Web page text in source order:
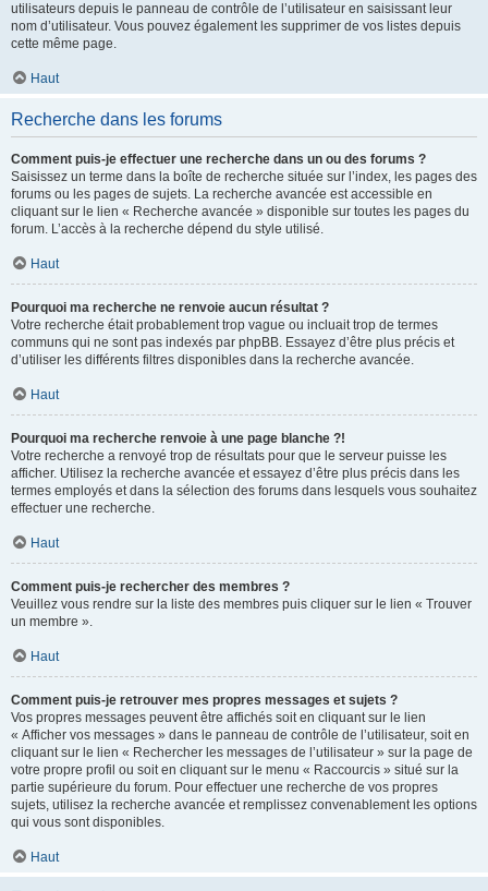
utilisateurs depuis le panneau de contrôle de l’utilisateur en saisissant leur
nom d’utilisateur. Vous pouvez également les supprimer de vos listes depuis
cette même page.
Haut
Recherche dans les forums
Comment puis-je effectuer une recherche dans un ou des forums ?
Saisissez un terme dans la boîte de recherche située sur l’index, les pages des
forums ou les pages de sujets. La recherche avancée est accessible en
cliquant sur le lien « Recherche avancée » disponible sur toutes les pages du
forum. L’accès à la recherche dépend du style utilisé.
Haut
Pourquoi ma recherche ne renvoie aucun résultat ?
Votre recherche était probablement trop vague ou incluait trop de termes
communs qui ne sont pas indexés par phpBB. Essayez d’être plus précis et
d’utiliser les différents filtres disponibles dans la recherche avancée.
Haut
Pourquoi ma recherche renvoie à une page blanche ?!
Votre recherche a renvoyé trop de résultats pour que le serveur puisse les
afficher. Utilisez la recherche avancée et essayez d’être plus précis dans les
termes employés et dans la sélection des forums dans lesquels vous souhaitez
effectuer une recherche.
Haut
Comment puis-je rechercher des membres ?
Veuillez vous rendre sur la liste des membres puis cliquer sur le lien « Trouver
un membre ».
Haut
Comment puis-je retrouver mes propres messages et sujets ?
Vos propres messages peuvent être affichés soit en cliquant sur le lien
« Afficher vos messages » dans le panneau de contrôle de l’utilisateur, soit en
cliquant sur le lien « Rechercher les messages de l’utilisateur » sur la page de
votre propre profil ou soit en cliquant sur le menu « Raccourcis » situé sur la
partie supérieure du forum. Pour effectuer une recherche de vos propres
sujets, utilisez la recherche avancée et remplissez convenablement les options
qui vous sont disponibles.
Haut